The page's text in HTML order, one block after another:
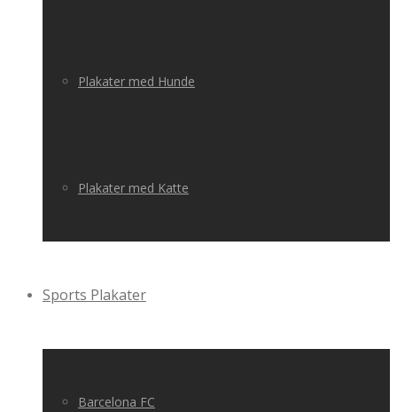
Plakater med Hunde
Plakater med Katte
Sports Plakater
Barcelona FC